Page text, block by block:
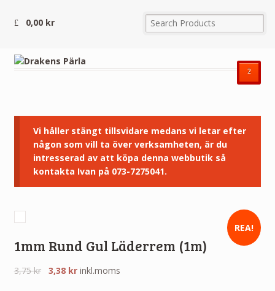
0,00 kr
²
Vi håller stängt tillsvidare medans vi letar efter
någon som vill ta över verksamheten, är du
intresserad av att köpa denna webbutik så
kontakta Ivan på 073-7275041.
REA!
1mm Rund Gul Läderrem (1m)
3,75kr 3,38 kr inkl.moms